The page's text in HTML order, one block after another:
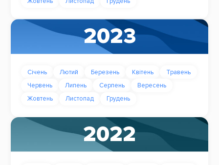
2023
Січень Лютий Березень Квітень
Травень
Червень
Липень Серпень
Вересень
Жовтень
Листопад Грудень
2022